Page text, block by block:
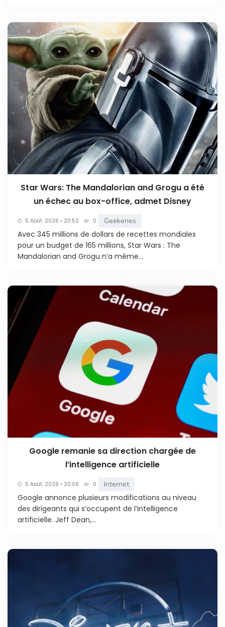
Star Wars: The Mandalorian and Grogu a été
un échec au box-office, admet Disney
5 Août. 2026 • 20:52 0 Geekeries
Avec 345 millions de dollars de recettes mondiales
pour un budget de 165 millions, Star Wars : The
Mandalorian and Grogu n’a même...
Google remanie sa direction chargée de
l’intelligence artificielle
5 Août. 2026 • 20:06 0 Internet
Google annonce plusieurs modifications au niveau
des dirigeants qui s’occupent de l’intelligence
artificielle. Jeff Dean,...